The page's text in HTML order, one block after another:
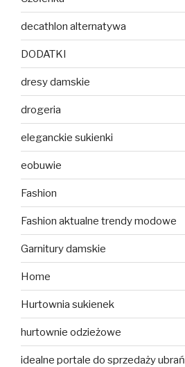
decathlon alternatywa
DODATKI
dresy damskie
drogeria
eleganckie sukienki
eobuwie
Fashion
Fashion aktualne trendy modowe
Garnitury damskie
Home
Hurtownia sukienek
hurtownie odzieżowe
idealne portale do sprzedaży ubrań